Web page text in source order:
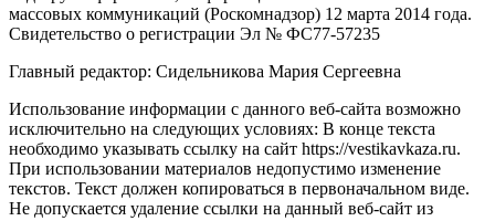
массовых коммуникаций (Роскомнадзор) 12 марта 2014 года.
Свидетельство о регистрации Эл № ФС77-57235
Главный редактор: Сидельникова Мария Сергеевна
Использование информации с данного веб-сайта возможно
исключительно на следующих условиях: В конце текста
необходимо указывать ссылку на сайт https://vestikavkaza.ru.
При использовании материалов недопустимо изменение
текстов. Текст должен копироваться в первоначальном виде.
Не допускается удаление ссылки на данный веб-сайт из